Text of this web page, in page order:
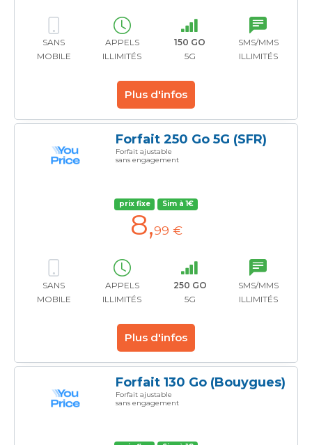
SANS
MOBILE
APPELS
ILLIMITÉS
150 GO
5G
SMS/MMS
ILLIMITÉS
Plus d'infos
Forfait 250 Go 5G (SFR)
Forfait ajustable
sans engagement
prix fixe Sim à 1€
8,99 €
SANS
MOBILE
APPELS
ILLIMITÉS
250 GO
5G
SMS/MMS
ILLIMITÉS
Plus d'infos
Forfait 130 Go (Bouygues)
Forfait ajustable
sans engagement